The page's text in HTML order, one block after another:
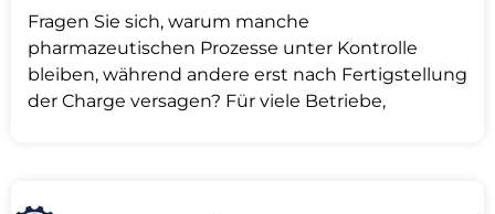
Fragen Sie sich, warum manche
pharmazeutischen Prozesse unter Kontrolle
bleiben, während andere erst nach Fertigstellung
der Charge versagen? Für viele Betriebe,